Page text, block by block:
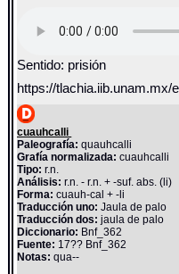
Sentido: prisión
https://tlachia.iib.unam.mx/
cuauhcalli
Paleografía: quauhcalli
Grafía normalizada: cuauhcalli
Tipo: r.n.
Análisis: r.n. - r.n. + -suf. abs. (li)
Forma: cuauh-cal + -li
Traducción uno: Jaula de palo
Traducción dos: jaula de palo
Diccionario: Bnf_362
Fuente: 17?? Bnf_362
Notas: qua--